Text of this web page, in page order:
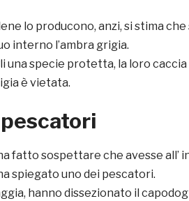
lo producono, anzi, si stima che
interno l’ambra grigia.
una specie protetta, la loro caccia
è vietata.
fatto sospettare che avesse all’
spiegato uno dei pescatori.
hanno dissezionato il